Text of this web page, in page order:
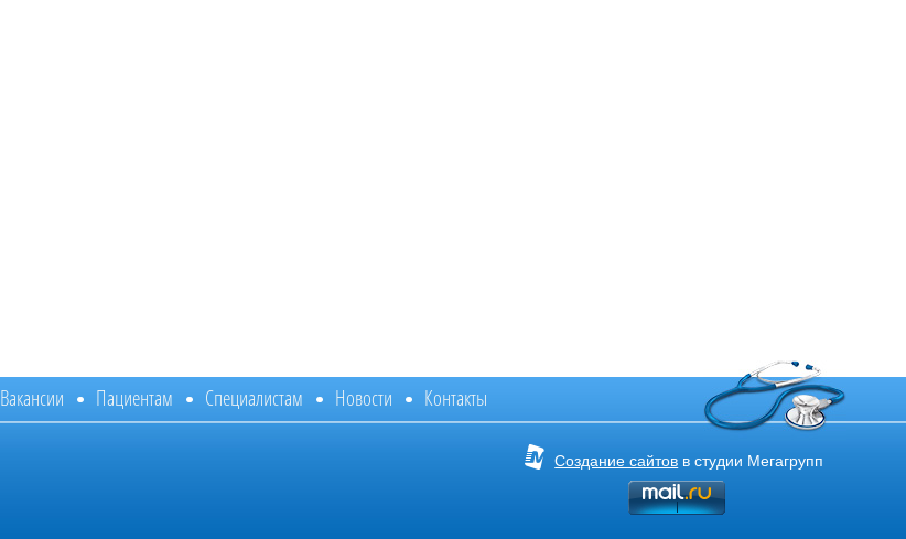
Вакансии Пациентам Специалистам Новости Контакты
Создание сайтов в студии Мегагрупп